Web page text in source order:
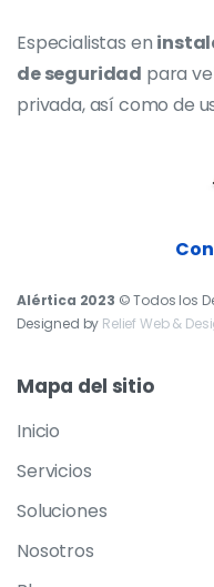
Especialistas en
de seguridad para
privada, así como de
Alértica 2023 © Todos los
Designed by Relief Web &
Mapa del sitio
Inicio
Servicios
Soluciones
Nosotros